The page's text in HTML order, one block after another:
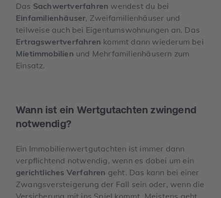
Das Sachwertverfahren wendest du bei
Einfamilienhäuser, Zweifamilienhäuser und
teilweise auch bei Eigentumswohnungen an. Das
Ertragswertverfahren kommt dann wiederum bei
Mietimmobilien und Mehrfamilienhäusern zum
Einsatz.
Wann ist ein Wertgutachten zwingend
notwendig?
Ein Immobilienwertgutachten ist immer dann
verpflichtend notwendig, wenn es dabei um ein
gerichtliches Verfahren geht. Das kann bei einer
Zwangsversteigerung der Fall sein oder, wenn die
Versicherung mit ins Spiel kommt. Meistens geht